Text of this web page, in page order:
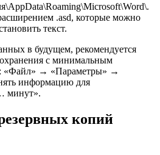
.asd, которые можно
текст.
в будущем, рекомендуется
с минимальным
«Файл» → «Параметры» →
информацию для
минут».
копий